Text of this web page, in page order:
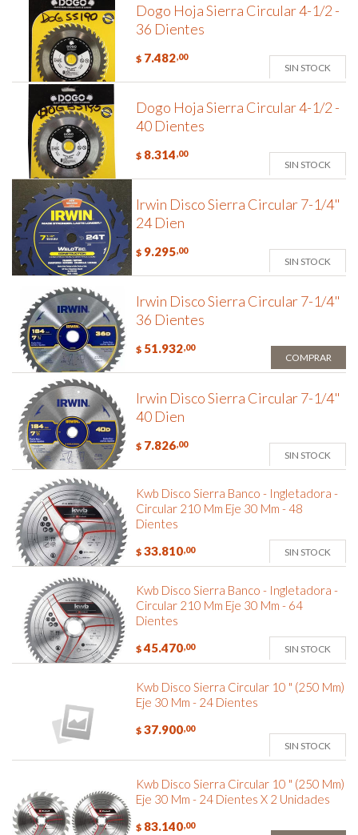
Dogo Hoja Sierra Circular 4-1/2 -
36 Dientes
$ 7.482,00
SIN STOCK
Dogo Hoja Sierra Circular 4-1/2 -
40 Dientes
$ 8.314,00
SIN STOCK
Irwin Disco Sierra Circular 7-1/4"
24 Dien
$ 9.295,00
SIN STOCK
Irwin Disco Sierra Circular 7-1/4"
36 Dientes
$ 51.932,00
COMPRAR
Irwin Disco Sierra Circular 7-1/4"
40 Dien
$ 7.826,00
SIN STOCK
Kwb Disco Sierra Banco - Ingletadora -
Circular 210 Mm Eje 30 Mm - 48
Dientes
$ 33.810,00 SIN STOCK
Kwb Disco Sierra Banco - Ingletadora -
Circular 210 Mm Eje 30 Mm - 64
Dientes
$ 45.470,00 SIN STOCK
Kwb Disco Sierra Circular 10 " (250 Mm)
Eje 30 Mm - 24 Dientes
$ 37.900,00
SIN STOCK
Kwb Disco Sierra Circular 10 " (250 Mm)
Eje 30 Mm - 24 Dientes X 2 Unidades
$ 83.140,00